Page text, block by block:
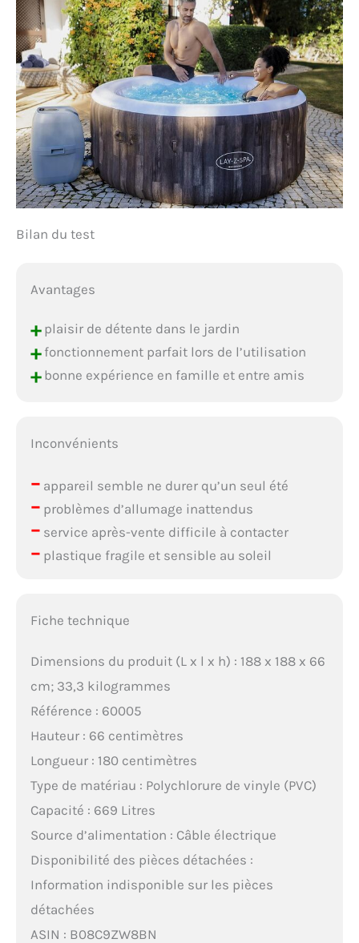
Bilan du test
Avantages
+plaisir de détente dans le jardin
+fonctionnement parfait lors de l’utilisation
+bonne expérience en famille et entre amis
Inconvénients
–appareil semble ne durer qu’un seul été
–problèmes d’allumage inattendus
–service après-vente difficile à contacter
–plastique fragile et sensible au soleil
Fiche technique
Dimensions du produit (L x l x h) : 188 x 188 x 66
cm; 33,3 kilogrammes
Référence : 60005
Hauteur : 66 centimètres
Longueur : 180 centimètres
Type de matériau : Polychlorure de vinyle (PVC)
Capacité : 669 Litres
Source d’alimentation : Câble électrique
Disponibilité des pièces détachées :
Information indisponible sur les pièces
détachées
ASIN : B08C9ZW8BN